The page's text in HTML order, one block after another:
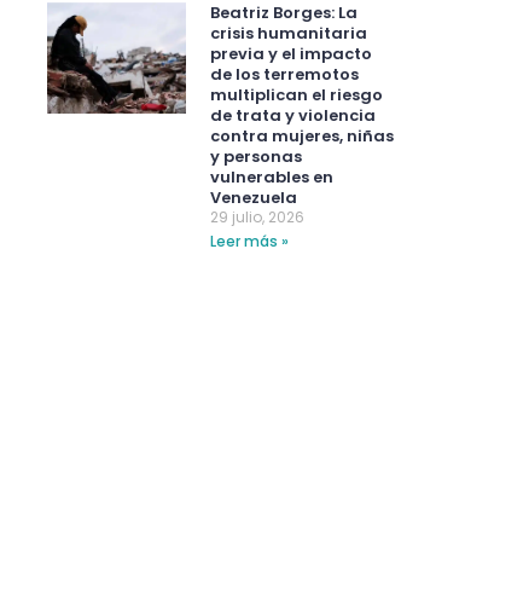
Beatriz Borges: La
crisis humanitaria
previa y el impacto
de los terremotos
multiplican el riesgo
de trata y violencia
contra mujeres, niñas
y personas
vulnerables en
Venezuela
29 julio, 2026
Leer más »